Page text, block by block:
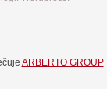
ARBERTO GROUP